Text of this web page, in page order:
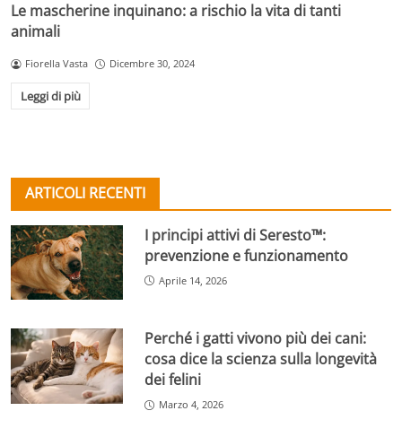
Le mascherine inquinano: a rischio la vita di tanti
animali
Fiorella Vasta Dicembre 30, 2024
Leggi di più
ARTICOLI RECENTI
I principi attivi di Seresto™:
prevenzione e funzionamento
Aprile 14, 2026
Perché i gatti vivono più dei cani:
cosa dice la scienza sulla longevità
dei felini
Marzo 4, 2026